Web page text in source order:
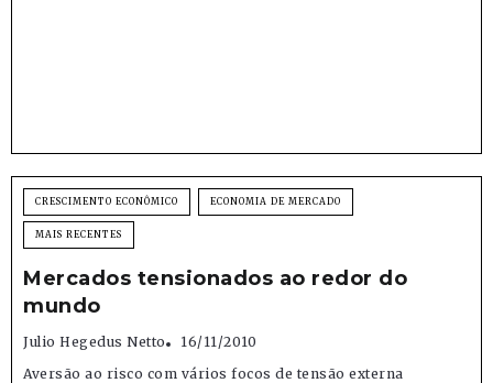
CRESCIMENTO ECONÔMICO ECONOMIA DE MERCADO
MAIS RECENTES
Mercados tensionados ao redor do
mundo
Julio Hegedus Netto
16/11/2010
Aversão ao risco com vários focos de tensão externa